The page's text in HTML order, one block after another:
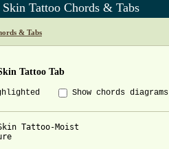
Tattoo Chords & Tabs
& Tabs
Tattoo Tab
Show chords diagrams
Tattoo-Moist